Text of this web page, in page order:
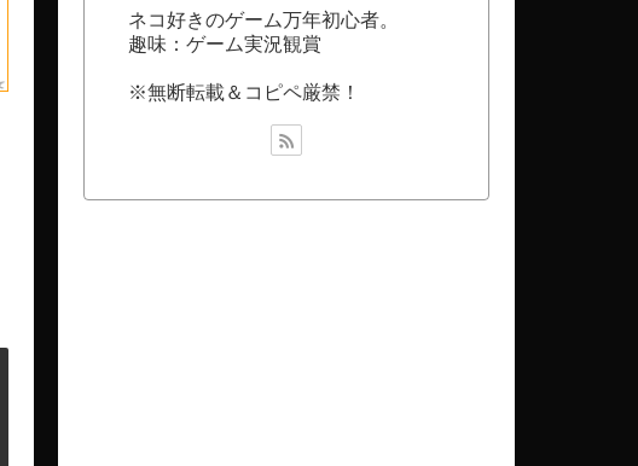
ネコ好きのゲーム万年初心者。
趣味：ゲーム実況観賞
※無断転載＆コピペ厳禁！